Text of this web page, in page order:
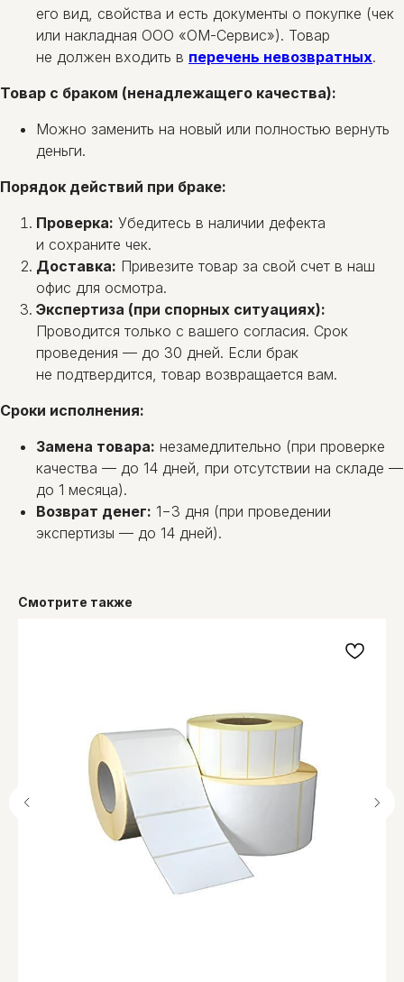
его вид, свойства и есть документы о покупке (чек
или накладная ООО «ОМ-Сервис»). Товар
не должен входить в перечень невозвратных.
Товар с браком (ненадлежащего качества):
Можно заменить на новый или полностью вернуть
деньги.
Порядок действий при браке:
Проверка: Убедитесь в наличии дефекта
и сохраните чек.
Доставка: Привезите товар за свой счет в наш
офис для осмотра.
Экспертиза (при спорных ситуациях):
Проводится только с вашего согласия. Срок
проведения — до 30 дней. Если брак
не подтвердится, товар возвращается вам.
Сроки исполнения:
Замена товара: незамедлительно (при проверке
качества — до 14 дней, при отсутствии на складе —
до 1 месяца).
Возврат денег: 1−3 дня (при проведении
экспертизы — до 14 дней).
Смотрите также